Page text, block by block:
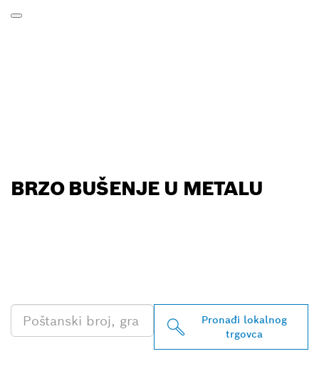
BRZO BUŠENJE U METALU
Pronađi lokalnog
trgovca